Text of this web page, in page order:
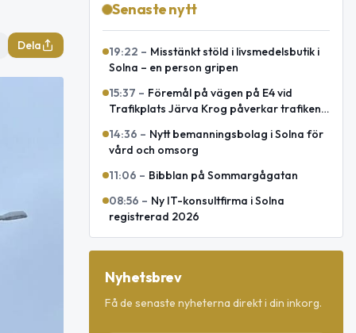
Dela
Senaste nytt
19:22 – Misstänkt stöld i livsmedelsbutik i
Solna – en person gripen
15:37 – Föremål på vägen på E4 vid
Trafikplats Järva Krog påverkar trafiken
14:36 – Nytt bemanningsbolag i Solna för
vård och omsorg
11:06 – Bibblan på Sommargågatan
08:56 – Ny IT-konsultfirma i Solna
registrerad 2026
Nyhetsbrev
Få de senaste nyheterna direkt i din inkorg.